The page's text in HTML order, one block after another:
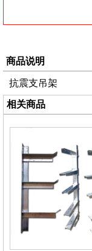
商品说明
抗震支吊架
相关商品